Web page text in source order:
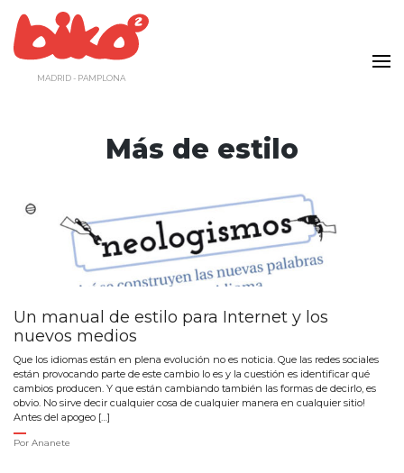
contenido
MADRID - PAMPLONA
Más de estilo
Un manual de estilo para Internet y los
nuevos medios
Que los idiomas están en plena evolución no es noticia. Que las redes sociales
están provocando parte de este cambio lo es y la cuestión es identificar qué
cambios producen. Y que están cambiando también las formas de decirlo, es
obvio. No sirve decir cualquier cosa de cualquier manera en cualquier sitio!
Antes del apogeo […]
Por Ananete